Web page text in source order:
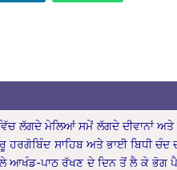
ਲੱਗਦੇ ਮੇਲਿਆਂ ਸਮੇਂ ਲੱਗਦੇ ਦੀਵਾਨਾਂ
ਸਾਹਿਬ ਅਤੇ ਭਾਈ ਬਿਧੀ ਚੰਦ
ਆਖੰਡ-ਪਾਠ ਰੱਖਣ ਦੇ ਦਿਨ ਤੋਂ ਲੈ ਕੇ ਭੋਗ